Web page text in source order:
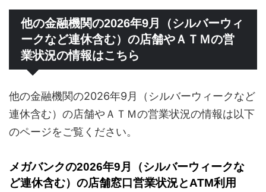
他の金融機関の2026年9月（シルバーウィ
ークなど連休含む）の店舗やＡＴＭの営
業状況の情報はこちら
他の金融機関の2026年9月（シルバーウィークなど
連休含む）の店舗やＡＴＭの営業状況の情報は以下
のページをご覧ください。
メガバンクの2026年9月（シルバーウィークな
ど連休含む）の店舗窓口営業状況とATM利用